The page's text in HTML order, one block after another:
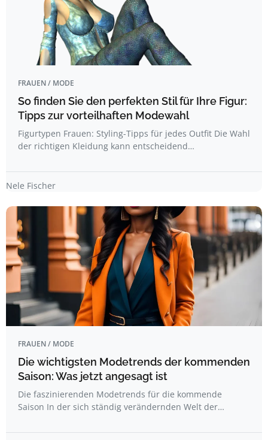
FRAUEN / MODE
So finden Sie den perfekten Stil für Ihre Figur:
Tipps zur vorteilhaften Modewahl
Figurtypen Frauen: Styling-Tipps für jedes Outfit Die Wahl
der richtigen Kleidung kann entscheidend…
Nele Fischer
FRAUEN / MODE
Die wichtigsten Modetrends der kommenden
Saison: Was jetzt angesagt ist
Die faszinierenden Modetrends für die kommende
Saison In der sich ständig verändernden Welt der…